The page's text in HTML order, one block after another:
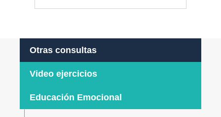
Otras consultas
Video ejercicios
Educación Emocional